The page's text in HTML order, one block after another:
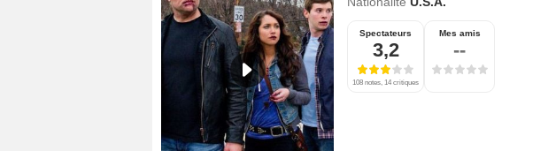
Spectateurs
3,2
108 notes, 14 critiques
Mes amis
--